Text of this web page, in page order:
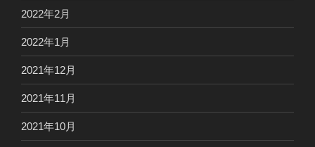
2022年2月
2022年1月
2021年12月
2021年11月
2021年10月